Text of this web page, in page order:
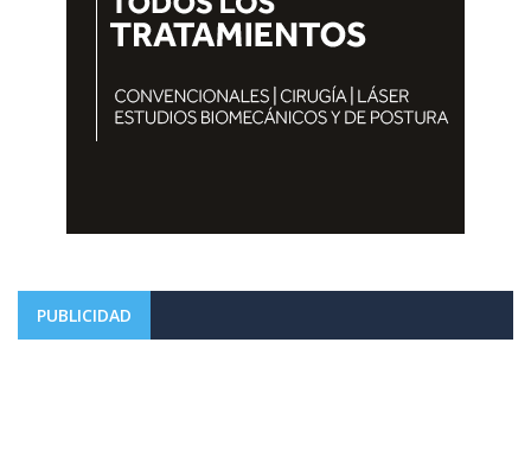
PUBLICIDAD